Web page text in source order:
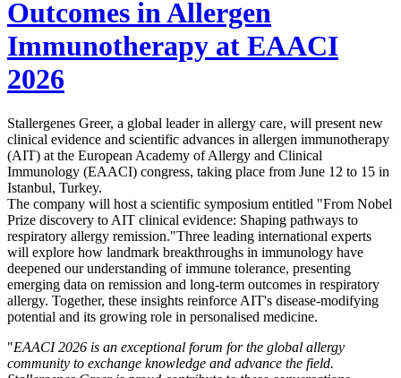
Outcomes in Allergen
Immunotherapy at EAACI
2026
Stallergenes Greer, a global leader in allergy care, will present new
clinical evidence and scientific advances in allergen immunotherapy
(AIT) at the European Academy of Allergy and Clinical
Immunology (EAACI) congress, taking place from June 12 to 15 in
Istanbul, Turkey.
The company will host a scientific symposium entitled "From Nobel
Prize discovery to AIT clinical evidence: Shaping pathways to
respiratory allergy remission."Three leading international experts
will explore how landmark breakthroughs in immunology have
deepened our understanding of immune tolerance, presenting
emerging data on remission and long-term outcomes in respiratory
allergy. Together, these insights reinforce AIT's disease-modifying
potential and its growing role in personalised medicine.
"EAACI 2026 is an exceptional forum for the global allergy
community to exchange knowledge and advance the field.